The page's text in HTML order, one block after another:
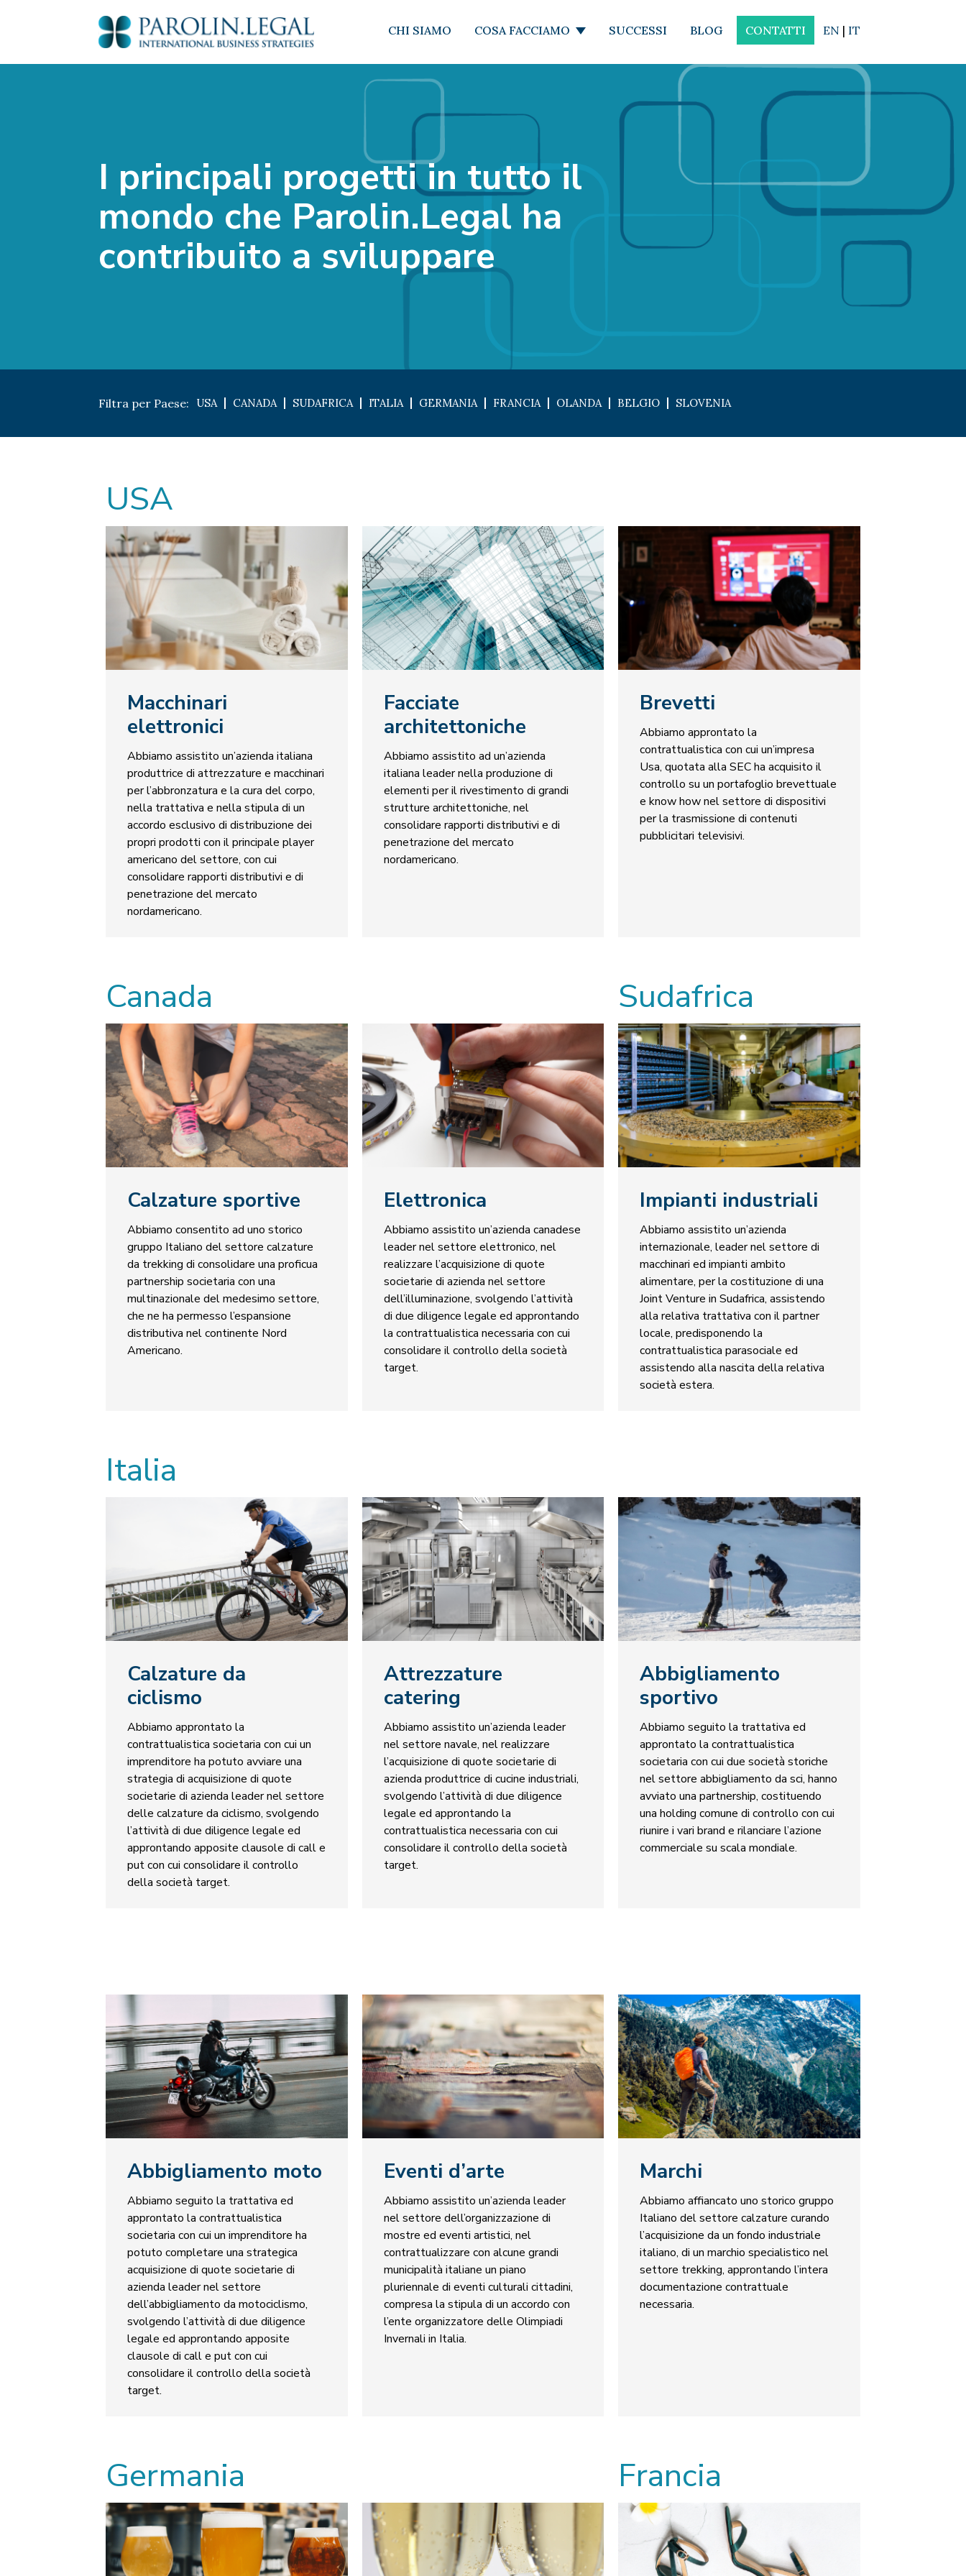
CHI SIAMO COSA FACCIAMO SUCCESSI BLOG CONTATTI EN | IT
I principali progetti in tutto il
mondo che Parolin.Legal ha
contribuito a sviluppare
Filtra per Paese: USA CANADA SUDAFRICA ITALIA GERMANIA FRANCIA OLANDA BELGIO SLOVENIA
USA
Macchinari
elettronici
Abbiamo assistito un’azienda italiana
produttrice di attrezzature e macchinari
per l’abbronzatura e la cura del corpo,
nella trattativa e nella stipula di un
accordo esclusivo di distribuzione dei
propri prodotti con il principale player
americano del settore, con cui
consolidare rapporti distributivi e di
penetrazione del mercato
nordamericano.
Facciate
architettoniche
Abbiamo assistito ad un’azienda
italiana leader nella produzione di
elementi per il rivestimento di grandi
strutture architettoniche, nel
consolidare rapporti distributivi e di
penetrazione del mercato
nordamericano.
Brevetti
Abbiamo approntato la
contrattualistica con cui un’impresa
Usa, quotata alla SEC ha acquisito il
controllo su un portafoglio brevettuale
e know how nel settore di dispositivi
per la trasmissione di contenuti
pubblicitari televisivi.
Canada
Calzature sportive
Abbiamo consentito ad uno storico
gruppo Italiano del settore calzature
da trekking di consolidare una proficua
partnership societaria con una
multinazionale del medesimo settore,
che ne ha permesso l’espansione
distributiva nel continente Nord
Americano.
Elettronica
Abbiamo assistito un’azienda canadese
leader nel settore elettronico, nel
realizzare l’acquisizione di quote
societarie di azienda nel settore
dell’illuminazione, svolgendo l’attività
di due diligence legale ed approntando
la contrattualistica necessaria con cui
consolidare il controllo della società
target.
Sudafrica
Impianti industriali
Abbiamo assistito un’azienda
internazionale, leader nel settore di
macchinari ed impianti ambito
alimentare, per la costituzione di una
Joint Venture in Sudafrica, assistendo
alla relativa trattativa con il partner
locale, predisponendo la
contrattualistica parasociale ed
assistendo alla nascita della relativa
società estera.
Italia
Calzature da
ciclismo
Abbiamo approntato la
contrattualistica societaria con cui un
imprenditore ha potuto avviare una
strategia di acquisizione di quote
societarie di azienda leader nel settore
delle calzature da ciclismo, svolgendo
l’attività di due diligence legale ed
approntando apposite clausole di call e
put con cui consolidare il controllo
della società target.
Attrezzature
catering
Abbiamo assistito un’azienda leader
nel settore navale, nel realizzare
l’acquisizione di quote societarie di
azienda produttrice di cucine industriali,
svolgendo l’attività di due diligence
legale ed approntando la
contrattualistica necessaria con cui
consolidare il controllo della società
target.
Abbigliamento
sportivo
Abbiamo seguito la trattativa ed
approntato la contrattualistica
societaria con cui due società storiche
nel settore abbigliamento da sci, hanno
avviato una partnership, costituendo
una holding comune di controllo con cui
riunire i vari brand e rilanciare l’azione
commerciale su scala mondiale.
Abbigliamento moto
Abbiamo seguito la trattativa ed
approntato la contrattualistica
societaria con cui un imprenditore ha
potuto completare una strategica
acquisizione di quote societarie di
azienda leader nel settore
dell’abbigliamento da motociclismo,
svolgendo l’attività di due diligence
legale ed approntando apposite
clausole di call e put con cui
consolidare il controllo della società
target.
Eventi d’arte
Abbiamo assistito un’azienda leader
nel settore dell’organizzazione di
mostre ed eventi artistici, nel
contrattualizzare con alcune grandi
municipalità italiane un piano
pluriennale di eventi culturali cittadini,
compresa la stipula di un accordo con
l’ente organizzatore delle Olimpiadi
Invernali in Italia.
Marchi
Abbiamo affiancato uno storico gruppo
Italiano del settore calzature curando
l’acquisizione da un fondo industriale
italiano, di un marchio specialistico nel
settore trekking, approntando l’intera
documentazione contrattuale
necessaria.
Germania Francia